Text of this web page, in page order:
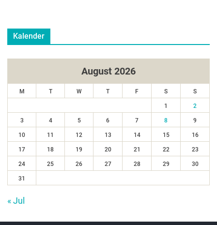
Kalender
August 2026
M T W T F S S
1 2
3 4 5 6 7 8 9
10 11 12 13 14 15 16
17 18 19 20 21 22 23
24 25 26 27 28 29 30
31
« Jul